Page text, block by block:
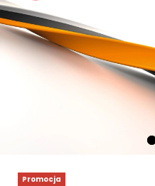
Promocja